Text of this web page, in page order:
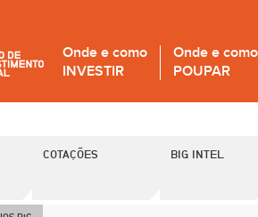
Onde e como
INVESTIR
Onde e como
POUPAR
COTAÇÕES BIG INTEL